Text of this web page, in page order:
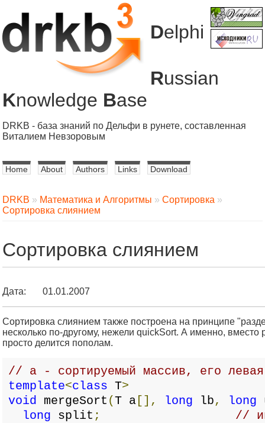
Delphi
Russian
Knowledge Base
DRKB - база знаний по Дельфи в рунете, составленная
Виталием Невзоровым
Home About Authors Links Download
DRKB » Математика и Алгоритмы » Сортировка »
Сортировка слиянием
Сортировка слиянием
Дата: 01.01.2007
Сортировка слиянием также построена на принципе
несколько по-другому, нежели quickSort. А именно,
просто делится пополам.
// a - сортируемый массив, его
template<class T>
void mergeSort (T a [], long lb, long
long split ; //